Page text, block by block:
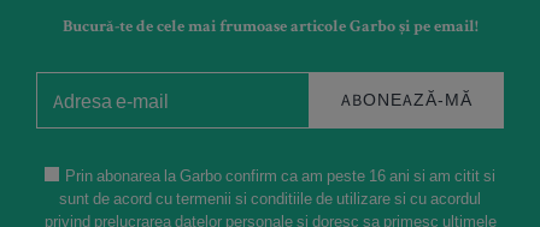
Bucură-te de cele mai frumoase articole Garbo și pe email!
ABONEAZĂ-MĂ
Prin abonarea la Garbo confirm ca am peste 16 ani si am citit si
sunt de acord cu termenii si conditiile de utilizare si cu acordul
privind prelucrarea datelor personale si doresc sa primesc ultimele